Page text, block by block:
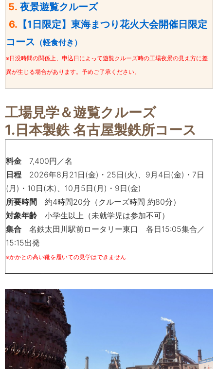
5. 夜景遊覧クルーズ
6. 【1日限定】東海まつり花火大会開催日限定
コース （軽食付き）
※日没時間の関係上、申込日によって遊覧クルーズ時の工場夜景の見え方に差
異が生じる場合があります。予めご了承ください。
工場見学＆遊覧クルーズ
1.日本製鉄 名古屋製鉄所コース
料金 7,400円／名
日程
2026年8 月 21 日(金)・ 25日(火) 9 月 4日(金)・ 7日
( 月 )・ 10日(木)、 10 月 5日( 月 )・ 9日(金)
所要時間 約4時間20分（クルーズ時間 約80分）
対象年齢 小学生以上（未就学児は参加不可）
集合 名鉄太田川駅前ロータリー東口 各日15:05集合／
15:15出発
※かかとの高い靴を履いての見学はできません